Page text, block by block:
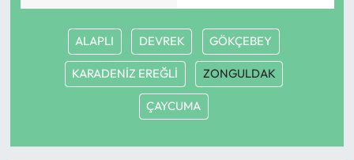
ALAPLI DEVREK GÖKÇEBEY
KARADENİZ EREĞLİ ZONGULDAK
ÇAYCUMA